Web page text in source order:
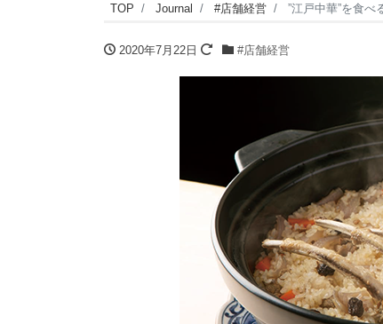
TOP Journal #店舗経営 ”江戸中華”を食べ
2020年7月22日 #店舗経営